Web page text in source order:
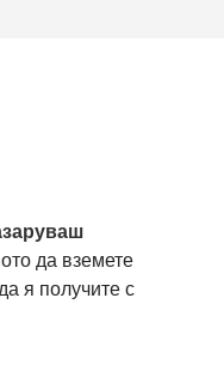
да вземете
я получите с